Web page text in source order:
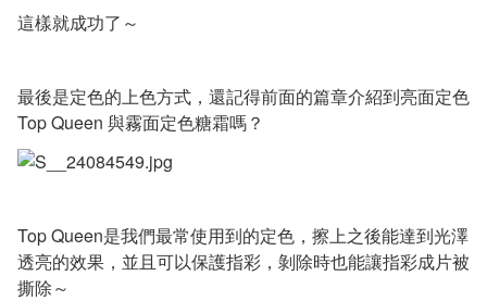
這樣就成功了～
最後是定色的上色方式，還記得前面的篇章介紹到亮面定色
Top Queen 與霧面定色糖霜嗎？
Top Queen是我們最常使用到的定色，擦上之後能達到光澤
透亮的效果，並且可以保護指彩，剝除時也能讓指彩成片被
撕除～